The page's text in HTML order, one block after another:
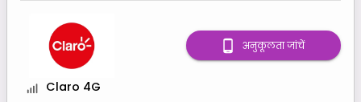
Claro 4G
अनुकूलता जांचें